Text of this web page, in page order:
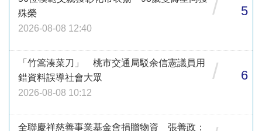
殊榮
2026-08-08 12:40
/ 5
「竹篙湊菜刀」 桃市交通局駁余信憲議員用
錯資料誤導社會大眾
2026-08-08 10:12
/ 6
全聯慶祥慈善事業基金會捐贈物資 張善政：